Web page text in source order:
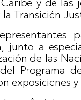
y de las
Transición
a
de las
Programa
exposiciones y